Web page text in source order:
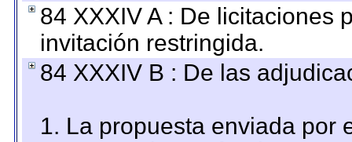
84 XXXIV A : De licitaciones
invitación restringida.
84 XXXIV B : De las
1. La propuesta enviada por